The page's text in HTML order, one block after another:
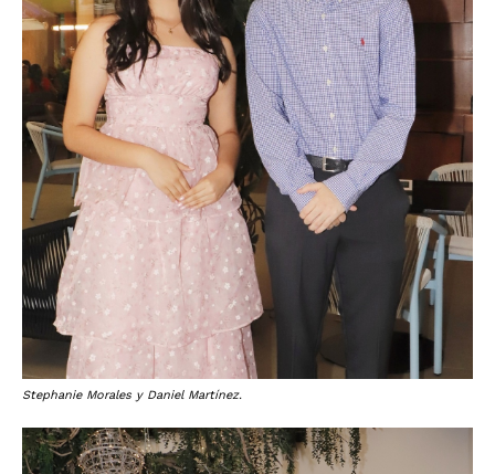
Stephanie Morales y Daniel Martínez.